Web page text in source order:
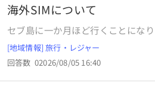
満喫するというより観光メインで
きればコスパよく泊まりたいなと
願いいたします🙇
海外SIMについて
セブ島に一か月ほど行くことにな
海外SIM（World eSIMかトリファ
ようと考えています。そこで幾つか
す。 １）向こうの空港に着いた時点でSIM設定すれば良いの
でしょうか？ ２）LINE通話は使え
[地域情報] 旅行・レジャー
回答数 02026/08/05 16:40